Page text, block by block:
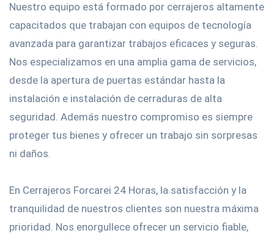
Nuestro equipo está formado por cerrajeros altamente
capacitados que trabajan con equipos de tecnología
avanzada para garantizar trabajos eficaces y seguras.
Nos especializamos en una amplia gama de servicios,
desde la apertura de puertas estándar hasta la
instalación e instalación de cerraduras de alta
seguridad. Además nuestro compromiso es siempre
proteger tus bienes y ofrecer un trabajo sin sorpresas
ni daños.
En Cerrajeros Forcarei 24 Horas, la satisfacción y la
tranquilidad de nuestros clientes son nuestra máxima
prioridad. Nos enorgullece ofrecer un servicio fiable,